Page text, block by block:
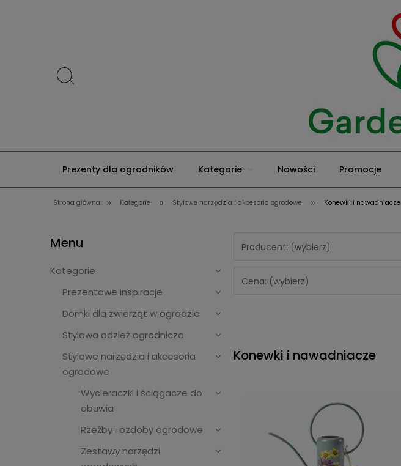
Prezenty dla ogrodników Kategorie Nowości Promocje
Kontakt
Strona główna » Kategorie » Stylowe narzędzia i akcesoria ogrodowe » Konewki i nawadniacze
Menu
Kategorie
Prezentowe inspiracje
Domki dla zwierząt w ogrodzie
Stylowa odzież ogrodnicza
Stylowe narzędzia i akcesoria
ogrodowe
Wycieraczki i ściągacze do
obuwia
Rzeźby i ozdoby ogrodowe
Zestawy narzędzi
Producent: (wybierz)
Cena: (wybierz)
Konewki i nawadniacze